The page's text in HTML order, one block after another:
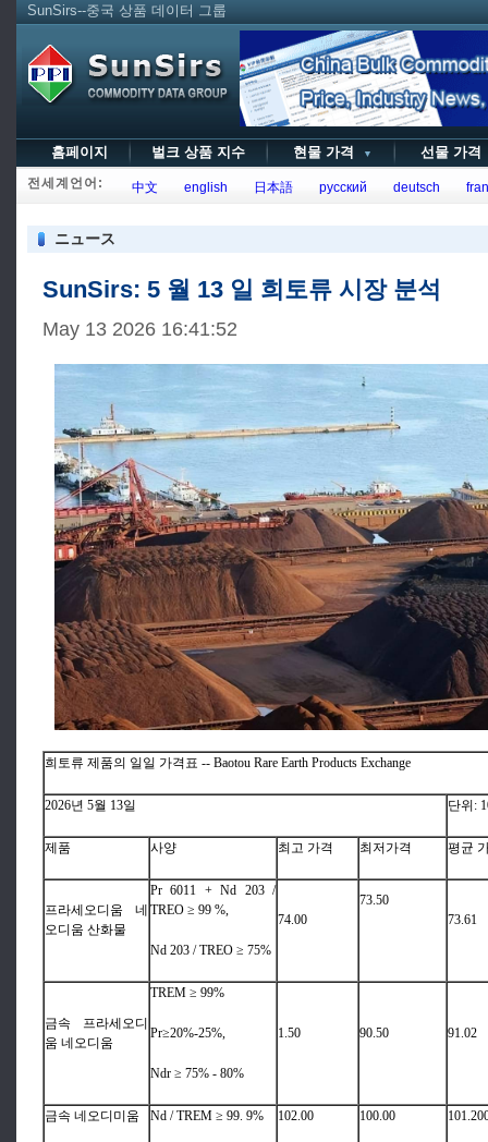
SunSirs--중국 상품 데이터 그룹
홈페이지 벌크 상품 지수 현물 가격 ▼ 선물 가
전세계언어: 中文 english 日本語 русский deutsch
ニュース
SunSirs: 5 월 13 일 희토류 시장 분석
May 13 2026 16:41:52
희토류 제품의 일일 가격표 -- Baotou Rare Earth Products Exchange
2026년 5월 13일 단위:
제품 사양 최고 가격 최저가격 평균
프라세오디움 네
오디움 산화물
Pr 6011 + Nd 203 /
TREO ≥ 99 %,
Nd 203 / TREO ≥ 75%
74.00
73.50
73.61
금속 프라세오디
움 네오디움
TREM ≥ 99%
Pr≥20%-25%,
Ndr ≥ 75% - 80%
1.50 90.50 91.02
금속 네오디미움 Nd / TREM ≥ 99. 9% 102.00 100.00